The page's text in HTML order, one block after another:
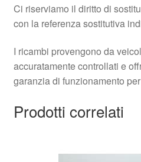
Ci riserviamo il diritto di
con la referenza sostitutiva
I ricambi provengono da
accuratamente controllati e
garanzia di funzionamento
Prodotti correlati